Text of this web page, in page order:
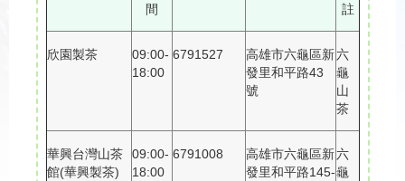
間
註
欣園製茶
09:00-
18:00
6791527
高雄市六龜區新
發里和平路43
號
六
龜
山
茶
華興台灣山茶
館(華興製茶)
09:00-
18:00
6791008
高雄市六龜區新
發里和平路145-
六
龜